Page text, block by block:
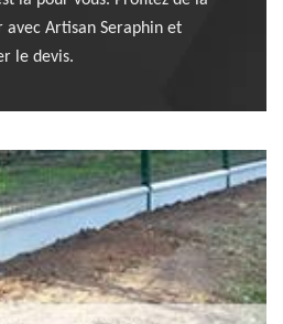
avec Artisan Seraphin et
le devis.